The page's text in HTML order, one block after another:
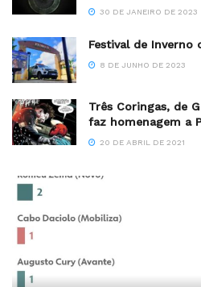
30 DE JANEIRO DE 2023
Festival de Inverno
8 DE JUNHO DE 2023
Três Coringas, de
faz homenagem a
20 DE ABRIL DE 2021